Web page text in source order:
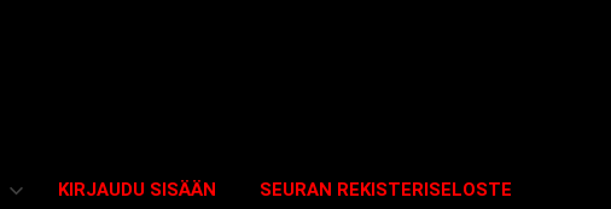
KIRJAUDU SISÄÄN SEURAN REKISTERISELOSTE